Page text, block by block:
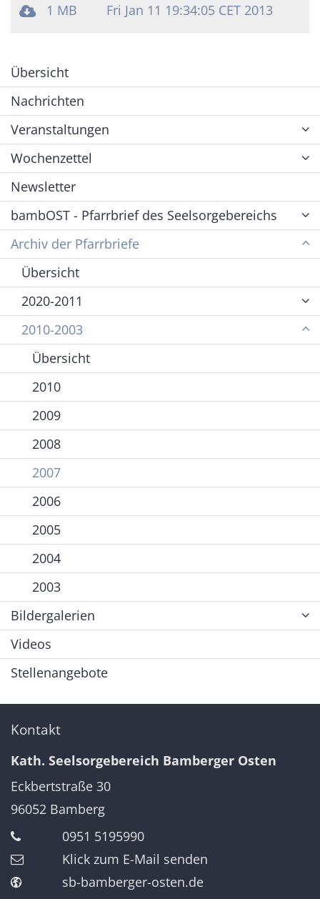
1 MB
Fri Jan 11 19:34:05 CET 2013
Übersicht
Nachrichten
Veranstaltungen
Wochenzettel
Newsletter
bambOST - Pfarrbrief des Seelsorgebereichs
Archiv der Pfarrbriefe
Übersicht
2020-2011
2010-2003
Übersicht
2010
2009
2008
2007
2006
2005
2004
2003
Bildergalerien
Videos
Stellenangebote
Kontakt
Kath. Seelsorgebereich Bamberger Osten
Eckbertstraße 30
96052 Bamberg
0951 5195990
Klick zum E-Mail senden
sb-bamberger-osten.de